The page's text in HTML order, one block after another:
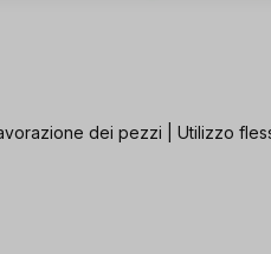
dei pezzi | Utilizzo